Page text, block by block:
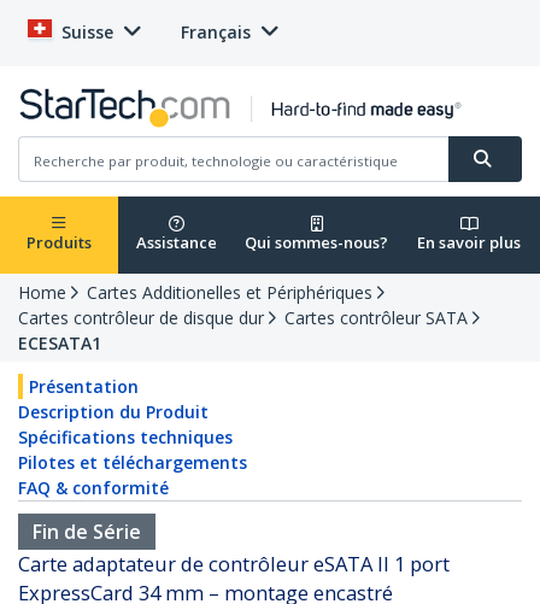
Suisse Français
Produits Assistance Qui sommes-nous? En savoir plus
Home
Cartes Additionelles et Périphériques
Cartes contrôleur de disque dur
Cartes contrôleur SATA
ECESATA1
Présentation
Description du Produit
Spécifications techniques
Pilotes et téléchargements
FAQ & conformité
Fin de Série
Carte adaptateur de contrôleur eSATA II 1 port
ExpressCard 34 mm – montage encastré